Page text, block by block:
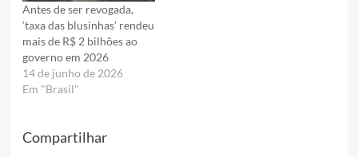
Antes de ser revogada,
‘taxa das blusinhas’ rendeu
mais de R$ 2 bilhões ao
governo em 2026
14 de junho de 2026
Em "Brasil"
Compartilhar